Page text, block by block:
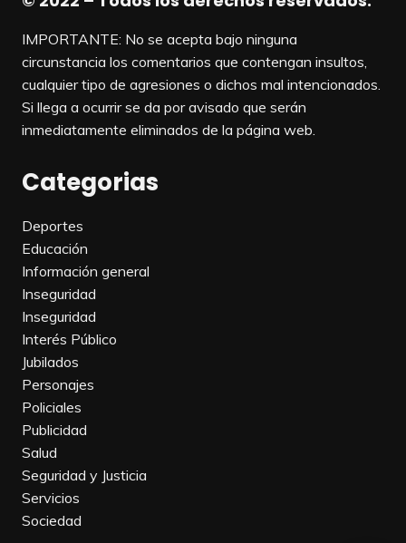
IMPORTANTE: No se acepta bajo ninguna
circunstancia los comentarios que contengan insultos,
cualquier tipo de agresiones o dichos mal intencionados.
Si llega a ocurrir se da por avisado que serán
inmediatamente eliminados de la página web.
Categorias
Deportes
Educación
Información general
Inseguridad
Inseguridad
Interés Público
Jubilados
Personajes
Policiales
Publicidad
Salud
Seguridad y Justicia
Servicios
Sociedad